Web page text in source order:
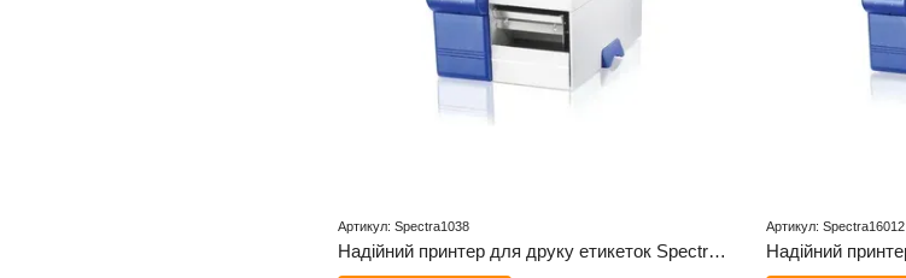
Артикул: Spectra1038
Надійний принтер для друку етикеток Spectra II (103/8) - точність, швидкість і висока якість
Артикул: Spectra16012